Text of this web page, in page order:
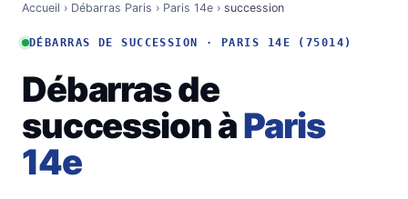
Accueil › Débarras Paris › Paris 14e › succession
DÉBARRAS DE SUCCESSION · PARIS 14E (75014)
Débarras de
succession àParis
14e